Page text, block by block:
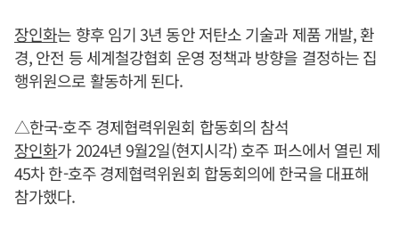
장인화는 향후 임기 3년 동안 저탄소 기술과 제품 개발, 환
경, 안전 등 세계철강협회 운영 정책과 방향을 결정하는 집
행위원으로 활동하게 된다.
△한국-호주 경제협력위원회 합동회의 참석
장인화가 2024년 9월2일(현지시각) 호주 퍼스에서 열린 제
45차 한-호주 경제협력위원회 합동회의에 한국을 대표해
참가했다.